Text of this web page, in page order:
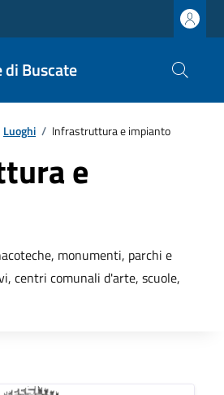
di Buscate
Luoghi / Infrastruttura e impianto
e
monumenti, parchi e
centri comunali d'arte, scuole,